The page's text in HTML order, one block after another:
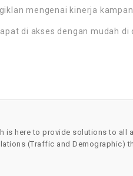
mengenai kinerja
di akses dengan mudah
is here to provide solutions to
(Traffic and Demographic)